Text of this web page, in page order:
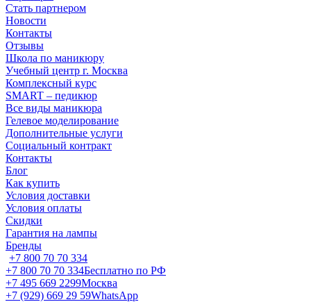
Стать партнером
Новости
Контакты
Отзывы
Школа по маникюру
Учебный центр г. Москва
Комплексный курс
SMART – педикюр
Все виды маникюра
Гелевое моделирование
Дополнительные услуги
Социальный контракт
Контакты
Блог
Как купить
Условия доставки
Условия оплаты
Скидки
Гарантия на лампы
Бренды
+7 800 70 70 334
+7 800 70 70 334Бесплатно по РФ
+7 495 669 2299Москва
+7 (929) 669 29 59WhatsApp